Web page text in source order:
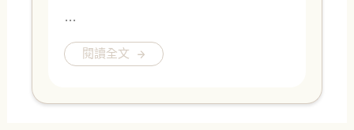
…
閱讀全文